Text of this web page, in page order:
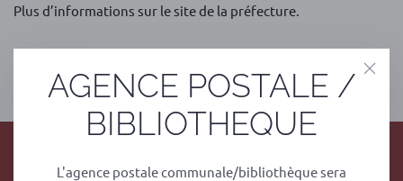
Plus d’informations sur le site de la préfecture.
PRÉCÉDENT SUIVANT
AGENCE POSTALE /
BIBLIOTHEQUE
L'agence postale communale/bibliothèque sera